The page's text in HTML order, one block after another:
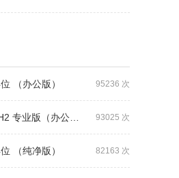
95236 次
（办公版）
93025 次
业版（办公版）
82163 次
（纯净版）